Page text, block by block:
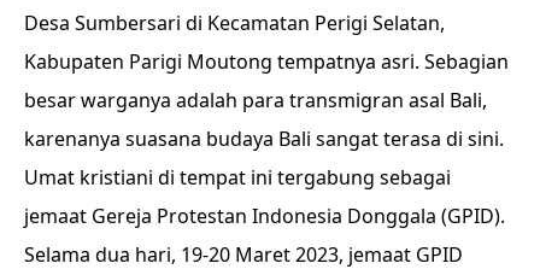
Desa Sumbersari di Kecamatan Perigi Selatan,
Kabupaten Parigi Moutong tempatnya asri. Sebagian
besar warganya adalah para transmigran asal Bali,
karenanya suasana budaya Bali sangat terasa di sini.
Umat kristiani di tempat ini tergabung sebagai
jemaat Gereja Protestan Indonesia Donggala (GPID).
Selama dua hari, 19-20 Maret 2023, jemaat GPID